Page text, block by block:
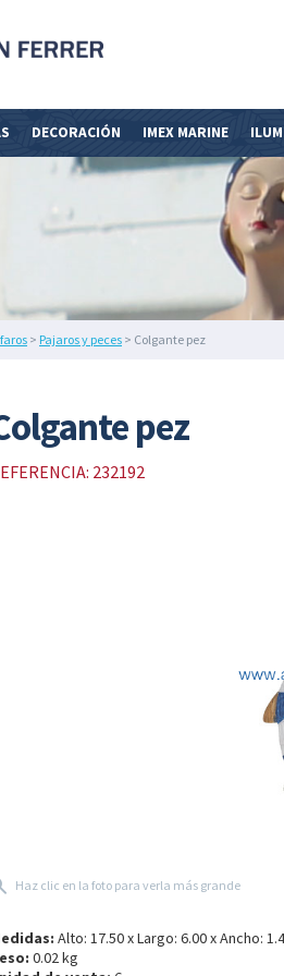
DECORACIÓN IMEX MARINE
> Pajaros y peces > Colgante pez
pez
232192
Haz clic en la foto para verla más grande
Alto: 17.50 x Largo: 6.00 x Ancho:
0.02 kg